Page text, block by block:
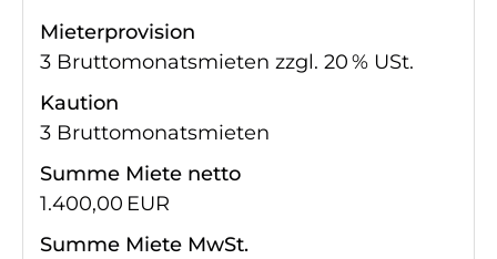
Mieter­provision
3 Bruttomonatsmieten zzgl. 20 % USt.
Kaution
3 Bruttomonatsmieten
Summe Miete netto
1.400,00 EUR
Summe Miete MwSt.